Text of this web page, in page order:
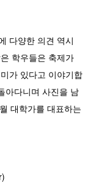
다양한 의견 역시
학우들은 축제가
가 있다고 이야기합
아다니며 사진을 남
대학가를 대표하는